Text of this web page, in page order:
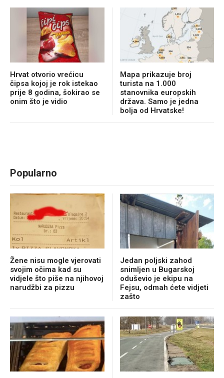
Hrvat otvorio vrećicu
čipsa kojoj je rok istekao
prije 8 godina, šokirao se
onim što je vidio
Mapa prikazuje broj
turista na 1.000
stanovnika europskih
država. Samo je jedna
bolja od Hrvatske!
Popularno
Žene nisu mogle vjerovati
svojim očima kad su
vidjele što piše na njihovoj
narudžbi za pizzu
Jedan poljski zahod
snimljen u Bugarskoj
oduševio je ekipu na
Fejsu, odmah ćete vidjeti
zašto